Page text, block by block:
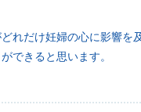
れだけ妊婦の心に影響を
できると思います。